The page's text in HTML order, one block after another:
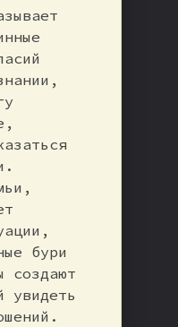
бури
создают
увидеть